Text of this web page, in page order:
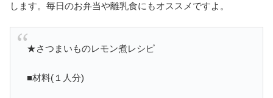
します。毎日のお弁当や離乳食にもオススメですよ。
★さつまいものレモン煮レシピ
■材料(１人分)